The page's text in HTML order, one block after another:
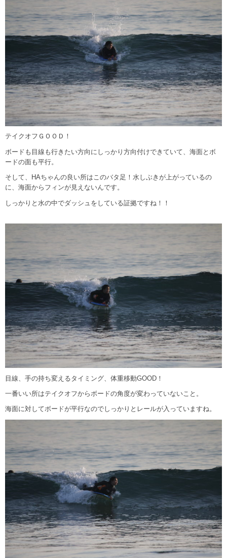
テイクオフＧＯＯＤ！
ボードも目線も行きたい方向にしっかり方向付けできていて、海面とボ
ードの面も平行。
そして、HAちゃんの良い所はこのバタ足！水しぶきが上がっているの
に、海面からフィンが見えないんです。
しっかりと水の中でダッシュをしている証拠ですね！！
目線、手の持ち変えるタイミング、体重移動GOOD！
一番いい所はテイクオフからボードの角度が変わっていないこと。
海面に対してボードが平行なのでしっかりとレールが入っていますね。